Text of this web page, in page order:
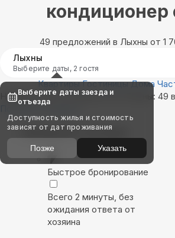
кондиционер
49 предложений в Лыхны oт 1
Лыхны
Выберите даты, 2 гостя
Квартиры Гостиницы Дома
Найдём, где остановиться в Лыхны: 49
Показать на карте
Выбирайте лучшее
Быстрое бронирование
Всего 2 минуты, без
ожидания ответа от
хозяина
Выберите даты заезда и
отъезда
Доступность жилья и стоимость
зависят от дат проживания
Позже Указать